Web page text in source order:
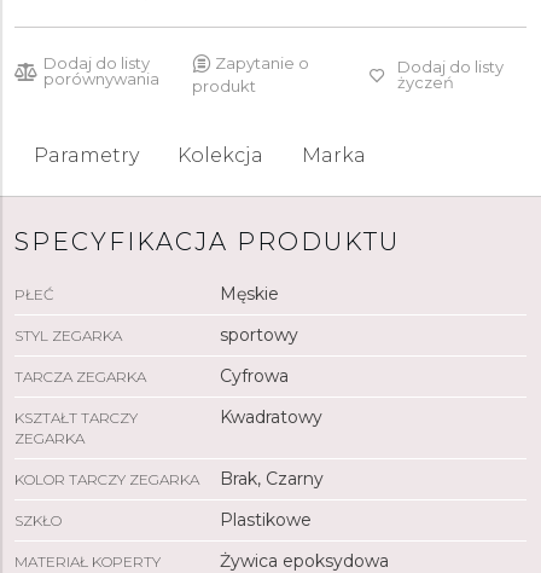
Dodaj do listy
porównywania
Zapytanie o
produkt
Dodaj do listy
życzeń
Parametry Kolekcja Marka
SPECYFIKACJA PRODUKTU
PŁEĆ Męskie
STYL ZEGARKA sportowy
TARCZA ZEGARKA Cyfrowa
KSZTAŁT TARCZY
ZEGARKA
Kwadratowy
KOLOR TARCZY ZEGARKA Brak, Czarny
SZKŁO Plastikowe
MATERIAŁ KOPERTY Żywica epoksydowa